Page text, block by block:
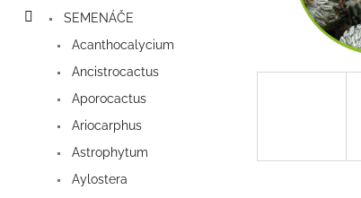
SEMENÁČE
Acanthocalycium
Ancistrocactus
Aporocactus
Ariocarphus
Astrophytum
Aylostera